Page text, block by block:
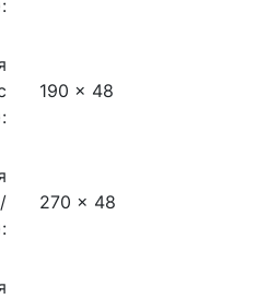
190 x 48
270 x 48